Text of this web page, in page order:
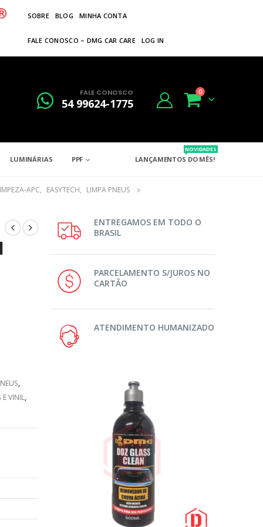
SOBRE BLOG MINHA CONTA
FALE CONOSCO – DMG CAR CARE LOG IN
FALE CONOSCO
54 99624-1775
0
LUMINÁRIAS PPF LANÇAMENTOS DO MÊS!
NOVIDADES
APC, EASYTECH, LIMPA PNEUS
,
E VINIL,
ENTREGAMOS EM TODO O
BRASIL
PARCELAMENTO S/JUROS NO
CARTÃO
ATENDIMENTO HUMANIZADO